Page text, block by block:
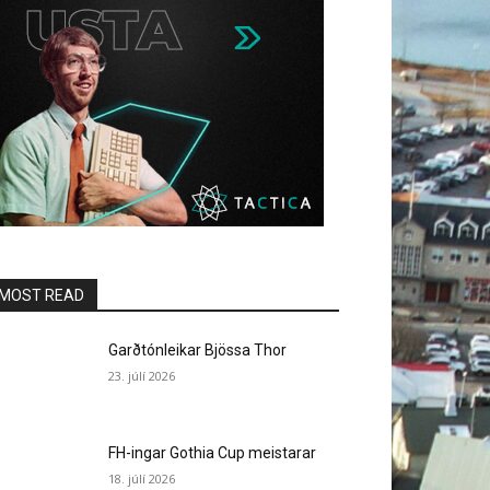
READ
Garðtónleikar Bjössa Thor
23. júlí 2026
FH-ingar Gothia Cup meistarar
18. júlí 2026